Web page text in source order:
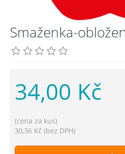
Smaženka-
34,00 Kč
(cena za kus)
30,36 Kč (bez DPH)